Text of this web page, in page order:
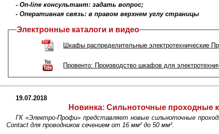
- On-line консультант: задать вопрос;
- Оперативная связь: в правом верхнем углу страницы
Электронные каталоги и видео
Шкафы распределительные электротехнические
Провенто: Производство шкафов для
19.07.2018
Новинка: Сильноточные проходные
ГК «Электро-Профи» представляет новые сильноточные
Contact для проводников сечением от 16 мм² до 50 мм².